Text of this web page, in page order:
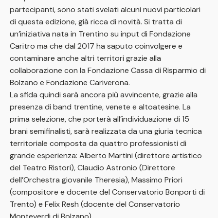
partecipanti, sono stati svelati alcuni nuovi particolari
di questa edizione, già ricca di novità. Si tratta di
un’iniziativa nata in Trentino su input di Fondazione
Caritro ma che dal 2017 ha saputo coinvolgere e
contaminare anche altri territori grazie alla
collaborazione con la Fondazione Cassa di Risparmio di
Bolzano e Fondazione Cariverona.
La sfida quindi sarà ancora più avvincente, grazie alla
presenza di band trentine, venete e altoatesine. La
prima selezione, che porterà all’individuazione di 15
brani semifinalisti, sarà realizzata da una giuria tecnica
territoriale composta da quattro professionisti di
grande esperienza: Alberto Martini (direttore artistico
del Teatro Ristori), Claudio Astronio (Direttore
dell’Orchestra giovanile Theresia), Massimo Priori
(compositore e docente del Conservatorio Bonporti di
Trento) e Felix Resh (docente del Conservatorio